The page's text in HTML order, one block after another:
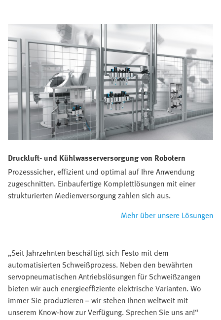
Druckluft- und Kühlwasserversorgung von Robotern
Prozesssicher, effizient und optimal auf Ihre Anwendung
zugeschnitten. Einbaufertige Komplettlösungen mit einer
strukturierten Medienversorgung zahlen sich aus.
Mehr über unsere Lösungen
„Seit Jahrzehnten beschäftigt sich Festo mit dem
automatisierten Schweißprozess. Neben den bewährten
servopneumatischen Antriebslösungen für Schweißzangen
bieten wir auch energieeffiziente elektrische Varianten. Wo
immer Sie produzieren – wir stehen Ihnen weltweit mit
unserem Know-how zur Verfügung. Sprechen Sie uns an!“